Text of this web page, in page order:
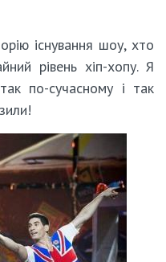
існування шоу, хто
рівень хіп-хопу. Я
по-сучасному і так